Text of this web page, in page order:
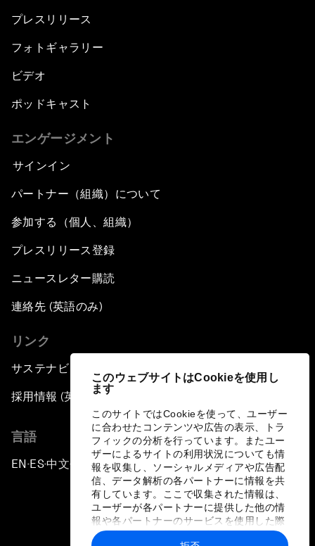
このウェブサイトはCookieを使用し
ます
このサイトではCookieを使って、ユーザー
に合わせたコンテンツや広告の表示、トラ
フィックの分析を行っています。またユー
ザーによるサイトの利用状況についても情
報を収集し、ソーシャルメディアや広告配
信、データ解析の各パートナーに情報を共
有しています。ここで収集された情報は、
ユーザーが各パートナーに提供した他の情
報や各パートナーのサービスを使用した際
に収集された情報と組み合わされ、各パー
プレスリリース
フォトギャラリー
ビデオ
ポッドキャスト
エンゲージメント
サインイン
パートナー（組織）について
参加する（個人、組織）
プレスリリース登録
ニュースレター購読
連絡先 (英語のみ)
リンク
サステナビリティへの取り組み
採用情報 (英語のみ)
言語
EN ▪ES▪中文▪ 日本語